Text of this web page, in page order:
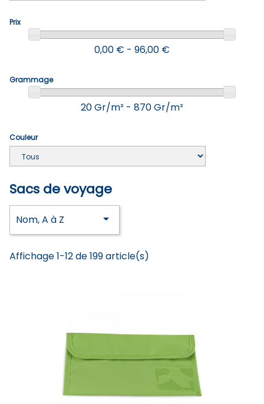
Prix
0,00 € - 96,00 €
Grammage
20 Gr/m² - 870 Gr/m²
Couleur
Sacs de voyage
Nom, A à Z 
Affichage 1-12 de 199 article(s)